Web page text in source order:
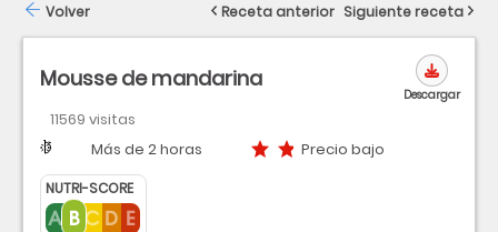
Mousse de mandarina
11569 visitas
Dificultad
Tiempo Más de 2 horas
Precio bajo Precio bajo
NUTRI-SCORE
Descargar
Volver Receta anterior Siguiente receta